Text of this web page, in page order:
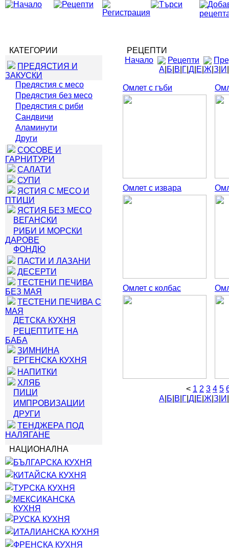
КАТЕГОРИИ
ПРЕДЯСТИЯ И
ЗАКУСКИ
Предястия с месо
Предястия без месо
Предястия с риби
Сандвичи
Аламинути
Други
СОСОВЕ И
ГАРНИТУРИ
САЛАТИ
СУПИ
ЯСТИЯ С МЕСО И
ПТИЦИ
ЯСТИЯ БЕЗ МЕСО
ВЕГАНСКИ
РИБИ И МОРСКИ
ДАРОВЕ
ФОНДЮ
ПАСТИ И ЛАЗАНИ
ДЕСЕРТИ
ТЕСТЕНИ ПЕЧИВА
БЕЗ МАЯ
ТЕСТЕНИ ПЕЧИВА С
МАЯ
ДЕТСКА КУХНЯ
РЕЦЕПТИТЕ НА
БАБА
ЗИМНИНА
ЕРГЕНСКА КУХНЯ
НАПИТКИ
ХЛЯБ
ПИЦИ
ИМПРОВИЗАЦИИ
ДРУГИ
ТЕНДЖЕРА ПОД
НАЛЯГАНЕ
НАЦИОНАЛНА
БЪЛГАРСКА КУХНЯ
КИТАЙСКА КУХНЯ
ТУРСКА КУХНЯ
МЕКСИКАНСКА
КУХНЯ
РУСКА КУХНЯ
ИТАЛИАНСКА КУХНЯ
ФРЕНСКА КУХНЯ
РЕЦЕПТИ
Начало
Рецепти
А Б В Г Д Е Ж З И
Омлет с гъби
Омлет с извара
Омлет с колбас
< 1 2 3 4 5
А Б В Г Д Е Ж З И